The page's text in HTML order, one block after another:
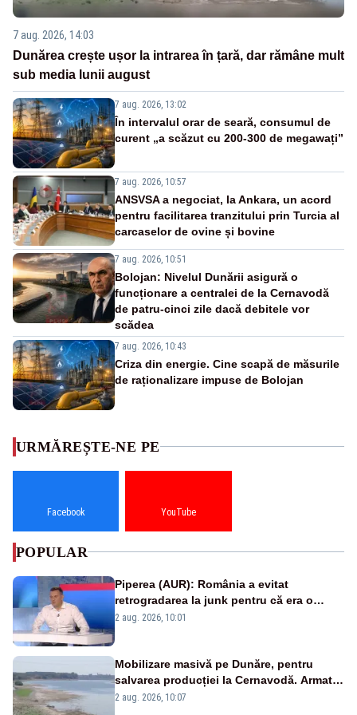
7 aug. 2026, 14:03
Dunărea crește ușor la intrarea în țară, dar rămâne mult
sub media lunii august
7 aug. 2026, 13:02
În intervalul orar de seară, consumul de
curent „a scăzut cu 200-300 de megawați”
7 aug. 2026, 10:57
ANSVSA a negociat, la Ankara, un acord
pentru facilitarea tranzitului prin Turcia al
carcaselor de ovine și bovine
7 aug. 2026, 10:51
Bolojan: Nivelul Dunării asigură o
funcționare a centralei de la Cernavodă
de patru-cinci zile dacă debitele vor
scădea
7 aug. 2026, 10:43
Criza din energie. Cine scapă de măsurile
de raționalizare impuse de Bolojan
URMĂREȘTE-NE PE
Facebook YouTube
POPULAR
Piperea (AUR): România a evitat
retrogradarea la junk pentru că era o
catastrofă pentru bănci și fondurile de
2 aug. 2026, 10:01
Mobilizare masivă pe Dunăre, pentru
salvarea producției la Cernavodă. Armata
va detona o stâncă și va devia apa
2 aug. 2026, 10:07